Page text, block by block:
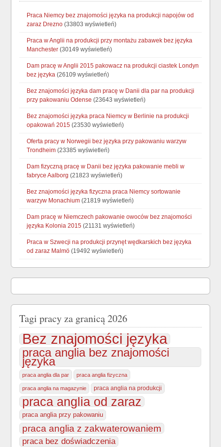
Praca Niemcy bez znajomości języka na produkcji napojów od
zaraz Drezno (33803 wyświetleń)
Praca w Anglii na produkcji przy montażu zabawek bez języka
Manchester (30149 wyświetleń)
Dam pracę w Anglii 2015 pakowacz na produkcji ciastek Londyn
bez języka (26109 wyświetleń)
Bez znajomości języka dam pracę w Danii dla par na produkcji
przy pakowaniu Odense (23643 wyświetleń)
Bez znajomości języka praca Niemcy w Berlinie na produkcji
opakowań 2015 (23530 wyświetleń)
Oferta pracy w Norwegii bez języka przy pakowaniu warzyw
Trondheim (23385 wyświetleń)
Dam fizyczną pracę w Danii bez języka pakowanie mebli w
fabryce Aalborg (21823 wyświetleń)
Bez znajomości języka fizyczna praca Niemcy sortowanie
warzyw Monachium (21819 wyświetleń)
Dam pracę w Niemczech pakowanie owoców bez znajomości
języka Kolonia 2015 (21131 wyświetleń)
Praca w Szwecji na produkcji przynęt wędkarskich bez języka
od zaraz Malmö (19492 wyświetleń)
Tagi pracy za granicą 2026
Bez znajomości języka
praca anglia bez znajomości
języka
praca anglia dla par praca anglia fizyczna
praca anglia na magazynie praca anglia na produkcji
praca anglia od zaraz
praca anglia przy pakowaniu
praca anglia z zakwaterowaniem
praca bez doświadczenia